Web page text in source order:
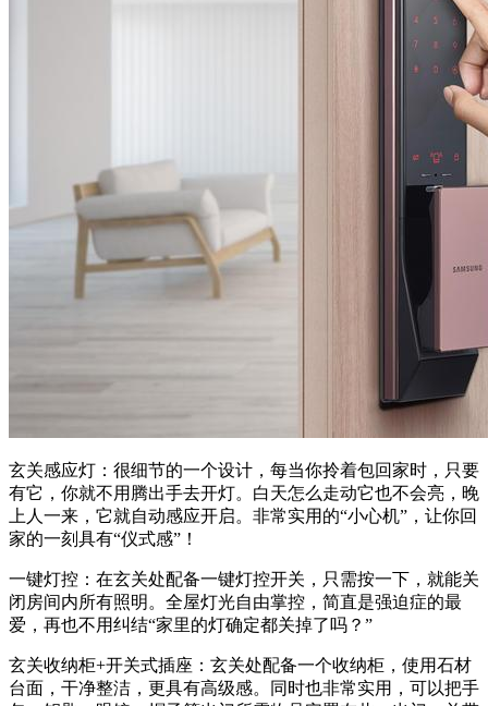
玄关感应灯：很细节的一个设计，每当你拎着包回家时，只要
有它，你就不用腾出手去开灯。白天怎么走动它也不会亮，晚
上人一来，它就自动感应开启。非常实用的“小心机”，让你回
家的一刻具有“仪式感”！
一键灯控：在玄关处配备一键灯控开关，只需按一下，就能关
闭房间内所有照明。全屋灯光自由掌控，简直是强迫症的最
爱，再也不用纠结“家里的灯确定都关掉了吗？”
玄关收纳柜+开关式插座：玄关处配备一个收纳柜，使用石材
台面，干净整洁，更具有高级感。同时也非常实用，可以把手